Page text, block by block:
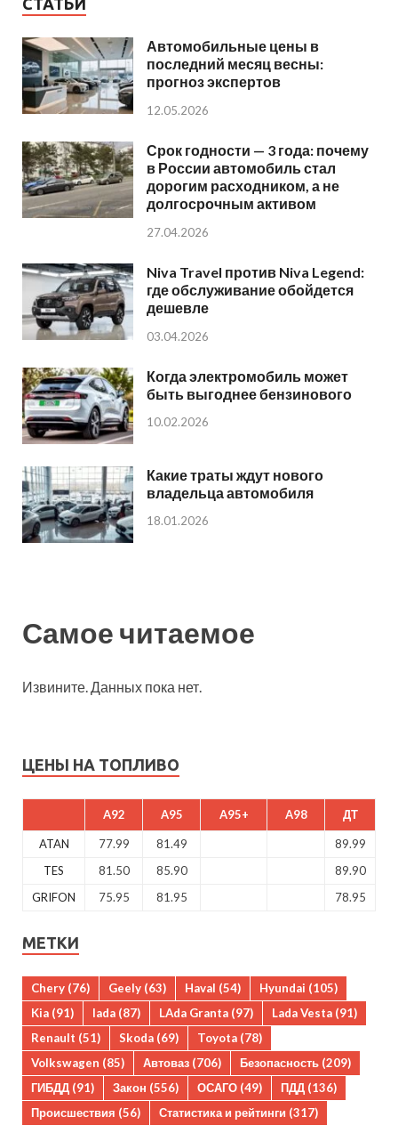
СТАТЬИ
Автомобильные цены в
последний месяц весны:
прогноз экспертов
12.05.2026
Срок годности — 3 года: почему
в России автомобиль стал
дорогим расходником, а не
долгосрочным активом
27.04.2026
Niva Travel против Niva Legend:
где обслуживание обойдется
дешевле
03.04.2026
Когда электромобиль может
быть выгоднее бензинового
10.02.2026
Какие траты ждут нового
владельца автомобиля
18.01.2026
Самое читаемое
Извините. Данных пока нет.
ЦЕНЫ НА ТОПЛИВО
A92 A95 A95+ A98 ДТ
ATAN 77.99 81.49
89.99
TES
81.50 85.90
89.90
GRIFON
75.95 81.95 78.95
МЕТКИ
Chery (76) Geely (63) Haval (54) Hyundai (105)
Kia (91) lada (87) LAda Granta (97) Lada Vesta (91)
Renault (51) Skoda (69) Toyota (78)
Volkswagen (85) Автоваз (706) Безопасность (209)
ГИБДД (91) Закон (556) ОСАГО (49) ПДД (136)
Происшествия (56) Статистика и рейтинги (317)